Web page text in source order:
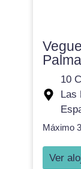
10
Las
Máximo 3
Ver